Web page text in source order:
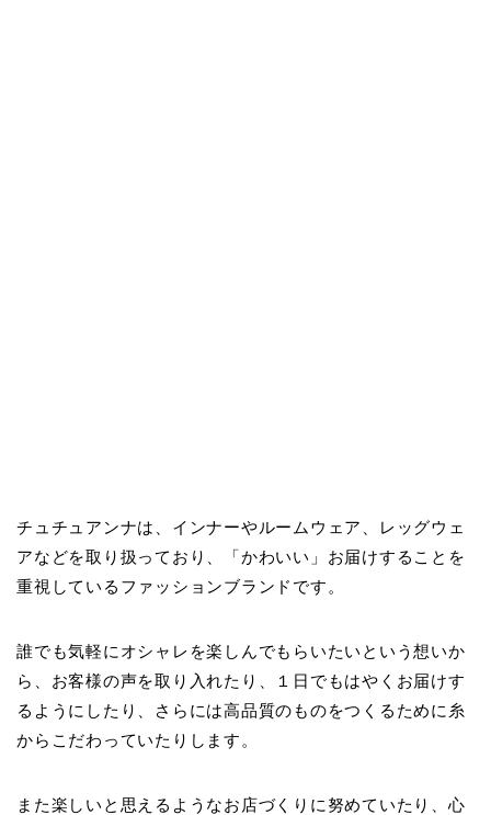
チュチュアンナは、インナーやルームウェア、レッグウェ
アなどを取り扱っており、「かわいい」お届けすることを
重視しているファッションブランドです。
誰でも気軽にオシャレを楽しんでもらいたいという想いか
ら、お客様の声を取り入れたり、１日でもはやくお届けす
るようにしたり、さらには高品質のものをつくるために糸
からこだわっていたりします。
また楽しいと思えるようなお店づくりに努めていたり、心